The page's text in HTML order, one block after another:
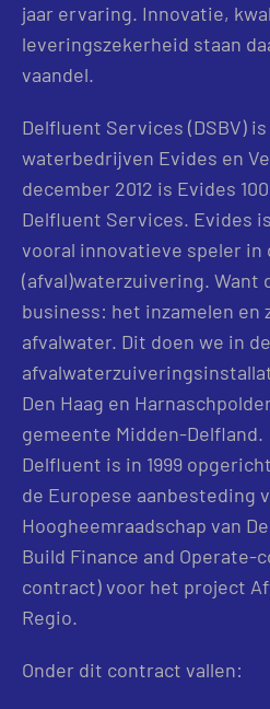
jaar ervaring. Innovatie,
leveringszekerheid staan
vaandel.
Delfluent Services (DSBV)
waterbedrijven Evides en
december 2012 is Evides
Delfluent Services. Evides
vooral innovatieve speler in
(afval)waterzuivering. Want
business: het inzamelen en
afvalwater. Dit doen we in de
Den Haag en
gemeente Midden-Delfland.
Delfluent is in 1999
de Europese aanbesteding
Hoogheemraadschap van
Build Finance and Operate-
contract) voor het project
Regio.
Onder dit contract vallen: